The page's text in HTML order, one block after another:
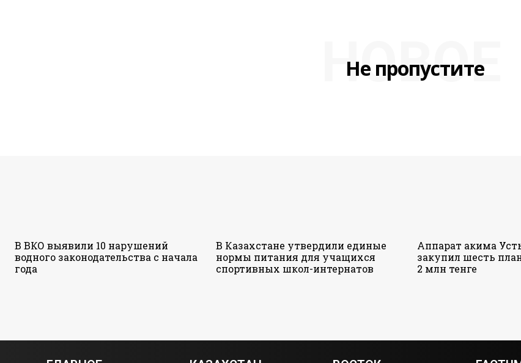
Не пропустите
НОВОЕ
В ВКО выявили 10 нарушений
водного законодательства с начала
года
В Казахстане утвердили единые
нормы питания для учащихся
спортивных школ-интернатов
Аппарат акима
закупил шесть
2 млн тенге